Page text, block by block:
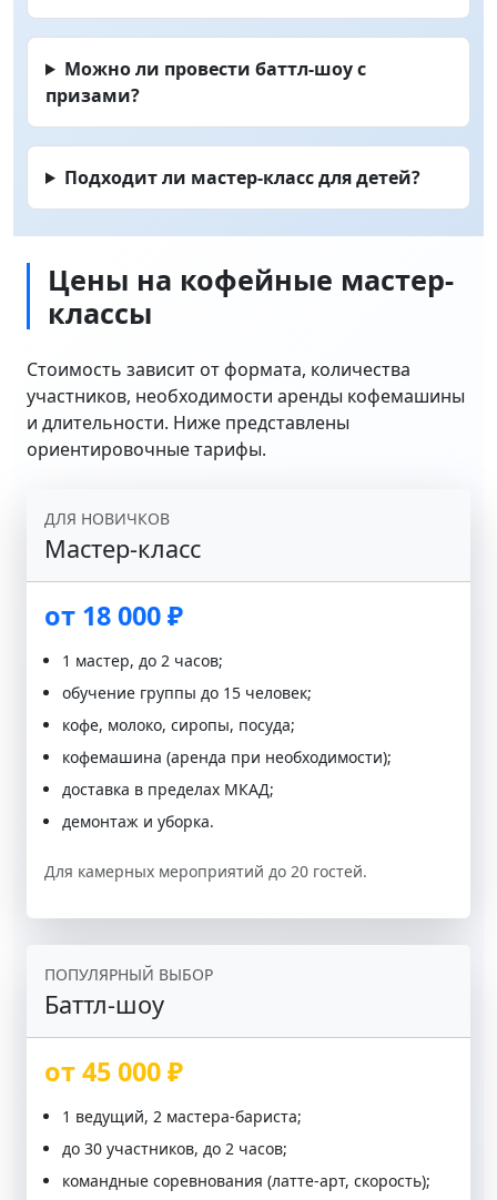
Можно ли провести баттл-шоу с
призами?
Подходит ли мастер-класс для детей?
Цены на кофейные мастер-
классы
Стоимость зависит от формата, количества
участников, необходимости аренды кофемашины
и длительности. Ниже представлены
ориентировочные тарифы.
ДЛЯ НОВИЧКОВ
Мастер-класс
от 18 000 ₽
1 мастер, до 2 часов;
обучение группы до 15 человек;
кофе, молоко, сиропы, посуда;
кофемашина (аренда при необходимости);
доставка в пределах МКАД;
демонтаж и уборка.
Для камерных мероприятий до 20 гостей.
ПОПУЛЯРНЫЙ ВЫБОР
Баттл-шоу
от 45 000 ₽
1 ведущий, 2 мастера-бариста;
до 30 участников, до 2 часов;
командные соревнования (латте-арт, скорость);